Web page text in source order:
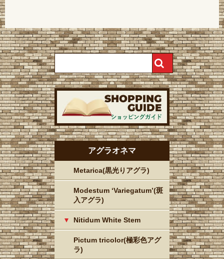
アグラオネマ
Metarica(黒光りアグラ)
Modestum ‘Variegatum’(斑
入アグラ)
Nitidum White Stem
Pictum tricolor(極彩色アグ
ラ)